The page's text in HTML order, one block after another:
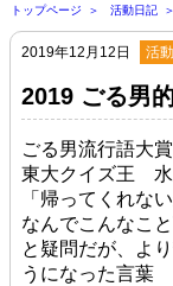
トップページ 活動日記
2019年12月12日 活
2019 ごる男
ごる男流行語大賞
東大クイズ王 水
「帰ってくれない
なんでこんなこ
と疑問だが、よ
うになった言葉